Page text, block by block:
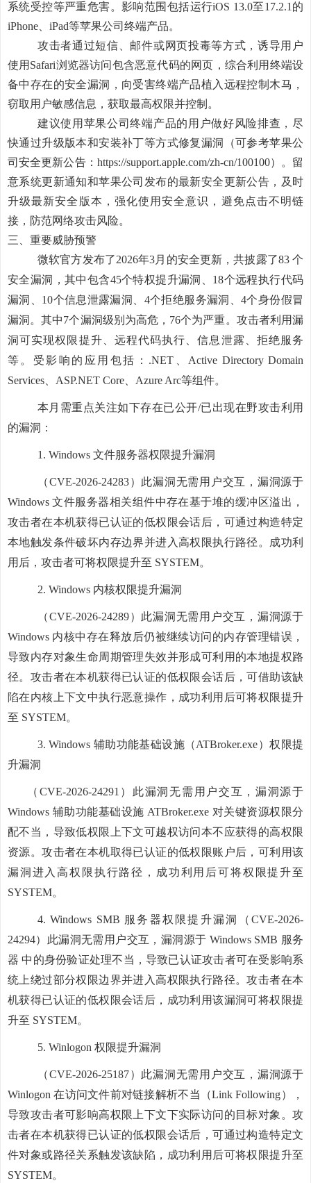
系统受控等严重危害。影响范围包括运行iOS 13.0至17.2.1的
iPhone、iPad等苹果公司终端产品。
攻击者通过短信、邮件或网页投毒等方式，诱导用户
使用Safari浏览器访问包含恶意代码的网页，综合利用终端设
备中存在的安全漏洞，向受害终端产品植入远程控制木马，
窃取用户敏感信息，获取最高权限并控制。
建议使用苹果公司终端产品的用户做好风险排查，尽
快通过升级版本和安装补丁等方式修复漏洞（可参考苹果公
司安全更新公告：https://support.apple.com/zh-cn/100100）。留
意系统更新通知和苹果公司发布的最新安全更新公告，及时
升级最新安全版本，强化使用安全意识，避免点击不明链
接，防范网络攻击风险。
三、重要威胁预警
微软官方发布了2026年3月的安全更新，共披露了83 个
安全漏洞，其中包含45个特权提升漏洞、18个远程执行代码
漏洞、10个信息泄露漏洞、4个拒绝服务漏洞、4个身份假冒
漏洞。其中7个漏洞级别为高危，76个为严重。攻击者利用漏
洞可实现权限提升、远程代码执行、信息泄露、拒绝服务
等。受影响的应用包括：.NET、Active Directory Domain
Services、ASP.NET Core、Azure Arc等组件。
本月需重点关注如下存在已公开/已出现在野攻击利用
的漏洞：
1. Windows 文件服务器权限提升漏洞
（CVE-2026-24283）此漏洞无需用户交互，漏洞源于
Windows 文件服务器相关组件中存在基于堆的缓冲区溢出，
攻击者在本机获得已认证的低权限会话后，可通过构造特定
本地触发条件破坏内存边界并进入高权限执行路径。成功利
用后，攻击者可将权限提升至 SYSTEM。
2. Windows 内核权限提升漏洞
（CVE-2026-24289）此漏洞无需用户交互，漏洞源于
Windows 内核中存在释放后仍被继续访问的内存管理错误，
导致内存对象生命周期管理失效并形成可利用的本地提权路
径。攻击者在本机获得已认证的低权限会话后，可借助该缺
陷在内核上下文中执行恶意操作，成功利用后可将权限提升
至 SYSTEM。
3.Windows 辅助功能基础设施（ATBroker.exe）权限提
升漏洞
（CVE-2026-24291）此漏洞无需用户交互，漏洞源于
Windows 辅助功能基础设施 ATBroker.exe 对关键资源权限分
配不当，导致低权限上下文可越权访问本不应获得的高权限
资源。攻击者在本机取得已认证的低权限账户后，可利用该
漏洞进入高权限执行路径，成功利用后可将权限提升至
SYSTEM。
4.Windows SMB 服务器权限提升漏洞
（CVE-2026-
24294）此漏洞无需用户交互，漏洞源于 Windows SMB 服务
器 中的身份验证处理不当，导致已认证攻击者可在受影响系
统上绕过部分权限边界并进入高权限执行路径。攻击者在本
机获得已认证的低权限会话后，成功利用该漏洞可将权限提
升至 SYSTEM。
5. Winlogon 权限提升漏洞
（CVE-2026-25187）此漏洞无需用户交互，漏洞源于
Winlogon 在访问文件前对链接解析不当（Link Following），
导致攻击者可影响高权限上下文下实际访问的目标对象。攻
击者在本机获得已认证的低权限会话后，可通过构造特定文
件对象或路径关系触发该缺陷，成功利用后可将权限提升至
SYSTEM。